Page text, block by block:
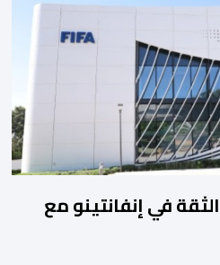
هذه الرسالة التأطيرية
حملت ألحت على ضرورة عقلنة نفقات
الضرورة. […]
في إنفانتينو مع